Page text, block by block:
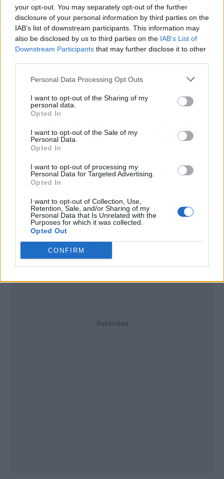
your opt-out. You may separately opt-out of the further
disclosure of your personal information by third parties on the
IAB’s list of downstream participants. This information may
also be disclosed by us to third parties on the IAB’s List of
Downstream Participants that may further disclose it to other
Personal Data Processing Opt Outs
I want to opt-out of the Sharing of my
personal data.
Opted In
I want to opt-out of the Sale of my
Personal Data.
Opted In
I want to opt-out of processing my
Personal Data for Targeted Advertising.
Opted In
I want to opt-out of Collection, Use,
Retention, Sale, and/or Sharing of my
Personal Data that Is Unrelated with the
Purposes for which it was collected.
Opted Out
CONFIRM
electrodomésticos a un precio más asequible.
Artículo anterior
La psicoterapia EMDR en
Psicomatter
Artículo siguiente
digitalización en el
seguimiento de KPI de
industriales
Publicidad